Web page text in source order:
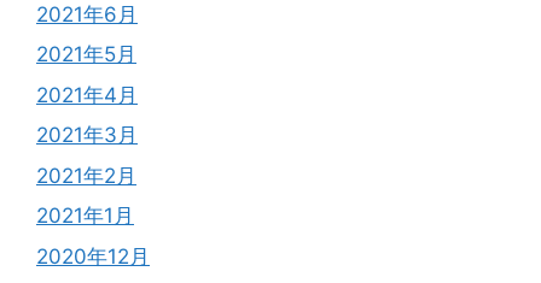
2021年6月
2021年5月
2021年4月
2021年3月
2021年2月
2021年1月
2020年12月